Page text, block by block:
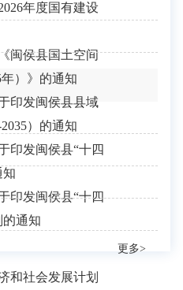
年度国有建设
闽侯县国土空间
）》的通知
印发闽侯县县域
）的通知
印发闽侯县“十四
知
印发闽侯县“十四
的通知
更多>
和社会发展计划